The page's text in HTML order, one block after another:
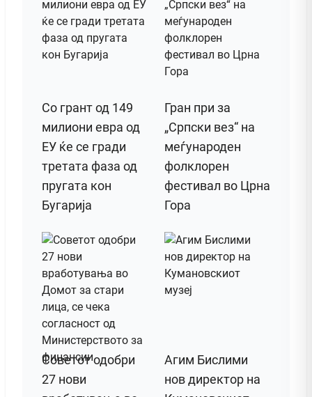
Со грант од 149
милиони евра од
ЕУ ќе се гради
третата фаза од
пругата кон
Бугарија
Гран при за
„Српски вез“ на
меѓународен
фолклорен
фестивал во Црна
Гора
Советот одобри
27 нови
Агим Бислими
нов директор на